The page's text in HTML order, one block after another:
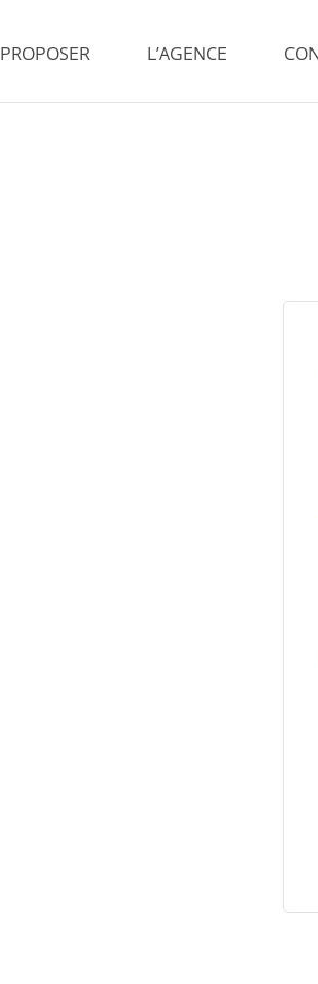
PROPOSER L’AGENCE